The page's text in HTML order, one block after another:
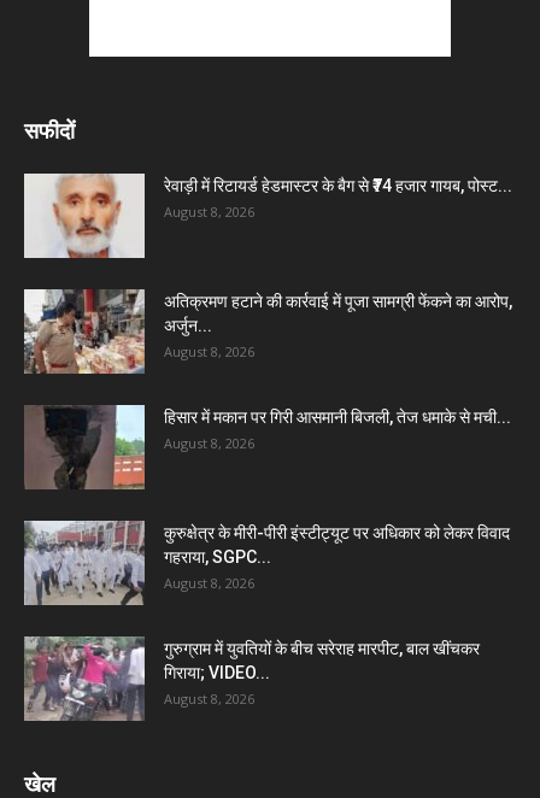
सफीदों
रेवाड़ी में रिटायर्ड हेडमास्टर के बैग से ₹74 हजार गायब, पोस्ट...
August 8, 2026
अतिक्रमण हटाने की कार्रवाई में पूजा सामग्री फेंकने का आरोप,
अर्जुन...
August 8, 2026
हिसार में मकान पर गिरी आसमानी बिजली, तेज धमाके से मची...
August 8, 2026
कुरुक्षेत्र के मीरी-पीरी इंस्टीट्यूट पर अधिकार को लेकर विवाद
गहराया, SGPC...
August 8, 2026
गुरुग्राम में युवतियों के बीच सरेराह मारपीट, बाल खींचकर
गिराया; VIDEO...
August 8, 2026
खेल